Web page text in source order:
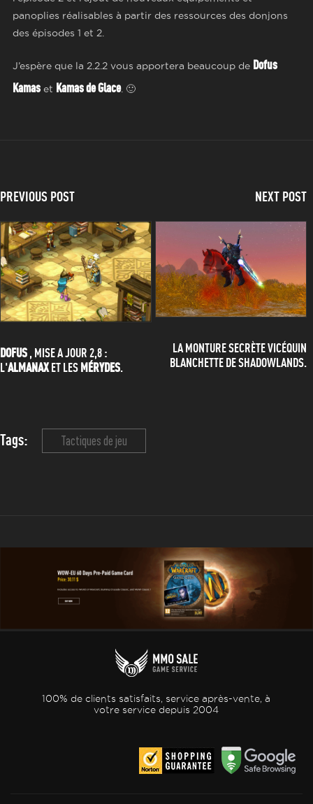
panoplies réalisables à partir des ressources des donjons
des épisodes 1 et 2.
J’espère que la 2.2.2 vous apportera beaucoup de Dofus
Kamaset Kamas de Glace. 🙂
PREVIOUS POST
DOFUS, MISE A JOUR 2,8 :
L'ALMANAXET LESMÉRYDES.
NEXT POST
LA MONTURE SECRÈTE VICÉQUIN
BLANCHETTE DE SHADOWLANDS.
Tags: Tactiques de jeu
100% de clients satisfaits, service après-vente, à
votre service depuis 2004